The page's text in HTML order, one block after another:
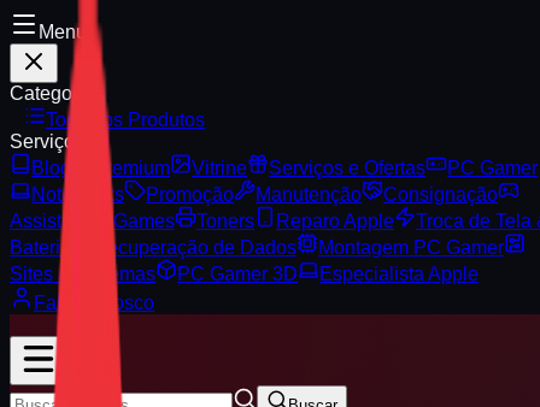
Menu
Categorias
Todos os Produtos
Serviços
Blog
Premium Vitrine Serviços e Ofertas
PC Gamer
Notebooks
Promoção Manutenção
Consignação
Assistência Games
Toners Reparo Apple
Troca de Tela
Bateria
Recuperação de Dados
Montagem PC Gamer
Sites & Sistemas
PC Gamer 3D
Especialista Apple
Fale Conosco